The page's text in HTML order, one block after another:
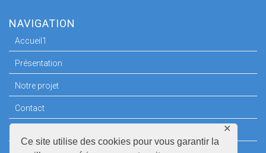
Ce site utilise des cookies pour vous garantir la
✕
NAVIGATION
Accueil1
Présentation
Notre projet
Contact